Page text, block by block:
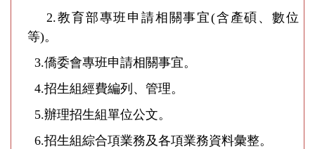
2.教育部專班申請相關事宜(含產碩、數位
等)。
3.僑委會專班申請相關事宜。
4.招生組經費編列、管理。
5.辦理招生組單位公文。
6.招生組綜合項業務及各項業務資料彙整。